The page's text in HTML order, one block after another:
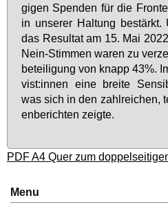
gi­gen Spen­den für die
in un­se­rer Hal­tung be­stärkt.
das Re­sul­tat am 15. Mai
Nein-Stim­men wa­ren zu
be­tei­li­gung von knapp 43%.
vist:in­nen ei­ne brei­te
was sich in den zahl­rei­chen,
en­be­rich­ten zeig­te.
PDF A4 Quer zum
Menu